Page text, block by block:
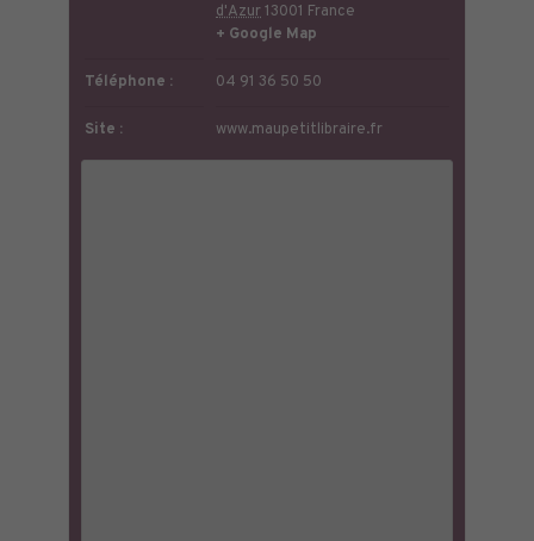
d'Azur13001 France
+ Google Map
Téléphone : 04 91 36 50 50
Site : www.maupetitlibraire.fr